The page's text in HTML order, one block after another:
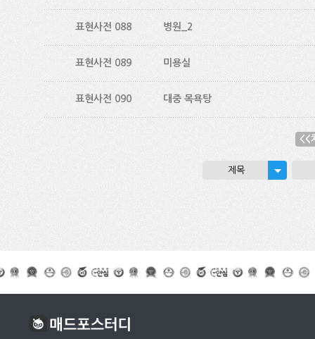
표현사전 088 병원_2
표현사전 089 미용실
표현사전 090 대중 목욕탕
<<
제목